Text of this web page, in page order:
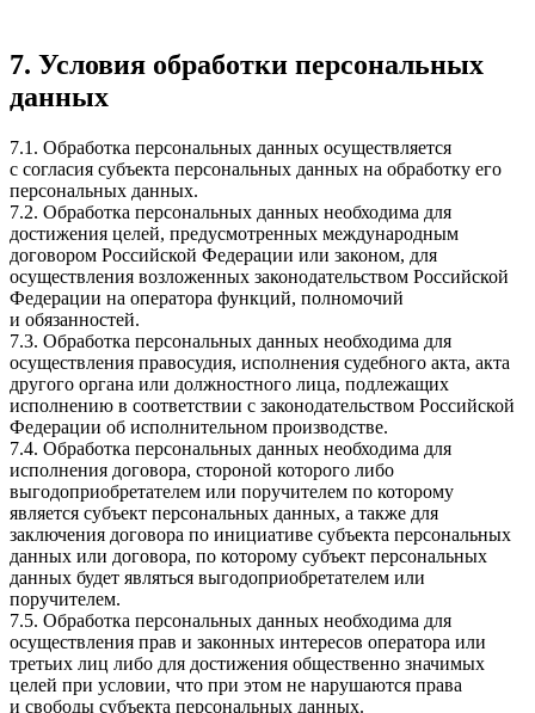
7. Условия обработки персональных
данных
7.1. Обработка персональных данных осуществляется
с согласия субъекта персональных данных на обработку его
персональных данных.
7.2. Обработка персональных данных необходима для
достижения целей, предусмотренных международным
договором Российской Федерации или законом, для
осуществления возложенных законодательством Российской
Федерации на оператора функций, полномочий
и обязанностей.
7.3. Обработка персональных данных необходима для
осуществления правосудия, исполнения судебного акта, акта
другого органа или должностного лица, подлежащих
исполнению в соответствии с законодательством Российской
Федерации об исполнительном производстве.
7.4. Обработка персональных данных необходима для
исполнения договора, стороной которого либо
выгодоприобретателем или поручителем по которому
является субъект персональных данных, а также для
заключения договора по инициативе субъекта персональных
данных или договора, по которому субъект персональных
данных будет являться выгодоприобретателем или
поручителем.
7.5. Обработка персональных данных необходима для
осуществления прав и законных интересов оператора или
третьих лиц либо для достижения общественно значимых
целей при условии, что при этом не нарушаются права
и свободы субъекта персональных данных.